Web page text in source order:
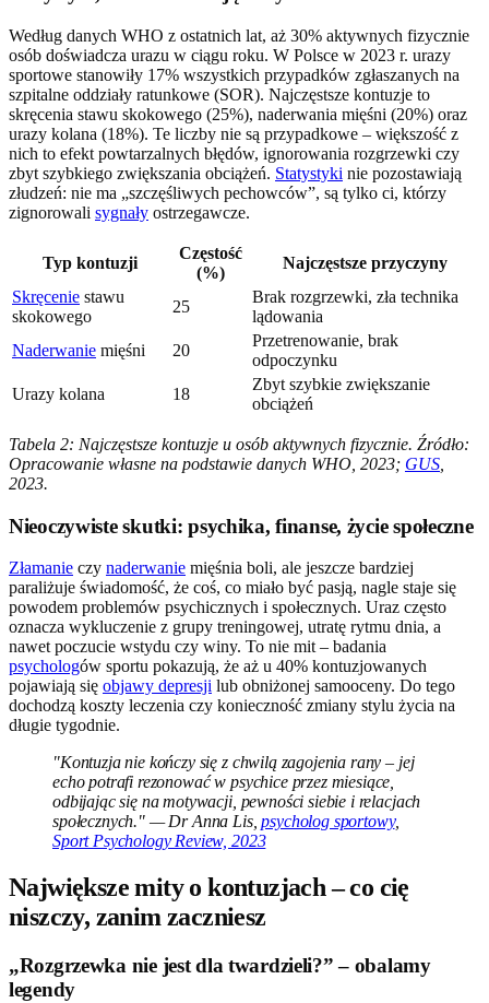
Według danych WHO z ostatnich lat, aż 30% aktywnych fizycznie
osób doświadcza urazu w ciągu roku. W Polsce w 2023 r. urazy
sportowe stanowiły 17% wszystkich przypadków zgłaszanych na
szpitalne oddziały ratunkowe (SOR). Najczęstsze kontuzje to
skręcenia stawu skokowego (25%), naderwania mięśni (20%) oraz
urazy kolana (18%). Te liczby nie są przypadkowe – większość z
nich to efekt powtarzalnych błędów, ignorowania rozgrzewki czy
zbyt szybkiego zwiększania obciążeń. Statystyki nie pozostawiają
złudzeń: nie ma „szczęśliwych pechowców”, są tylko ci, którzy
zignorowali sygnały ostrzegawcze.
Typ kontuzji
Częstość
(%)
Najczęstsze przyczyny
Skręcenie stawu
skokowego
25
Brak rozgrzewki, zła technika
lądowania
Naderwanie mięśni 20
Przetrenowanie, brak
odpoczynku
Urazy kolana
18
Zbyt szybkie zwiększanie
obciążeń
Tabela 2: Najczęstsze kontuzje u osób aktywnych fizycznie. Źródło:
Opracowanie własne na podstawie danych WHO, 2023; GUS
2023.
Nieoczywiste skutki: psychika, finanse, życie społeczne
Złamanie czy naderwanie mięśnia boli, ale jeszcze bardziej
paraliżuje świadomość, że coś, co miało być pasją, nagle staje się
powodem problemów psychicznych i społecznych. Uraz często
oznacza wykluczenie z grupy treningowej, utratę rytmu dnia, a
nawet poczucie wstydu czy winy. To nie mit – badania
psychologów sportu pokazują, że aż u 40% kontuzjowanych
pojawiają się objawy depresji lub obniżonej samooceny. Do tego
dochodzą koszty leczenia czy konieczność zmiany stylu życia na
długie tygodnie.
"Kontuzja nie kończy się z chwilą zagojenia rany – jej
echo potrafi rezonować w psychice przez miesiące,
odbijając się na motywacji, pewności siebie i relacjach
społecznych." — Dr Anna Lis,psycholog sportowy,
Sport Psychology Review, 2023
Największe mity o kontuzjach – co cię
niszczy, zanim zaczniesz
„Rozgrzewka nie jest dla twardzieli?” – obalamy
legendy